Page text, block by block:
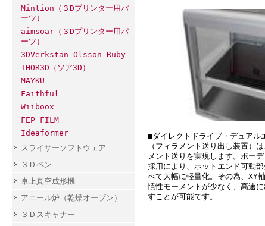
Mintion（３Dプリンター用パ
ーツ）
aimsoar（３Dプリンター用パ
ーツ）
3DVerkstan Olsson Ruby
THOR3D（ソア3D）
MAYKU
Faithful
Wiiboox
FEP FILM
Ideaformer
スライサーソフトウェア
３Ｄペン
卓上真空成形機
アニール炉（乾燥オーブン）
３Ｄスキャナー
■ダイレクトドライブ・デュアル
（フィラメント送り出し装置）
メント送りを実現します。ボー
採用により、ホットエンド可動
べて大幅に軽量化。その為、XY
慣性モーメントが少なく、高速
すことが可能です。